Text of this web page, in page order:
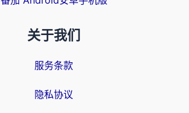
关于我们
服务条款
隐私协议